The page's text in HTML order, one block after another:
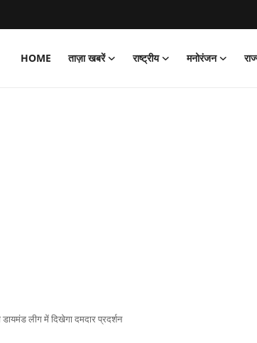
HOME ताज़ा खबरें राष्ट्रीय मनोरंजन
लीग में दिखेगा दमदार प्रदर्शन